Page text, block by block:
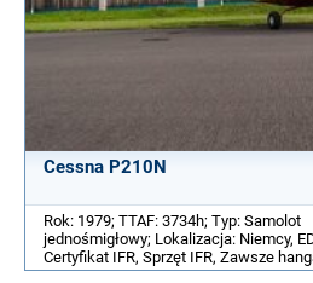
Cessna P210N
Rok: 1979; TTAF: 3734h; Typ: Samolot
jednośmigłowy; Lokalizacja: Niemcy,
Certyfikat IFR, Sprzęt IFR, Zawsze